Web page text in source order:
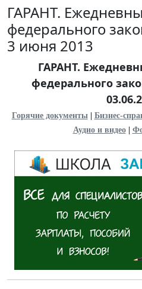
ГАРАНТ.
федерального
3 июня 2013
ГАРАНТ.
федерального
Горячие документы| Бизнес-
Аудио и видео|